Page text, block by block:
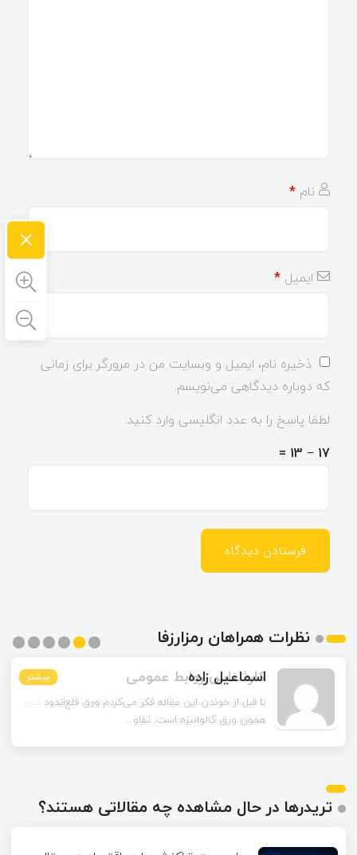
نام *
ایمیل *
ذخیره نام، ایمیل و وبسایت من در مرورگر برای زمانی
که دوباره دیدگاهی می‌نویسم.
لطفا پاسخ را به عدد انگلیسی وارد کنید:
17 − 13 =
نظرات همراهان رمزارزفا
بیشتر اسماعیل زاده بیشتر
تا قبل از خوندن این مقاله فکر می‌کردم ورق قلع‌اندود
همون ورق گالوانیزه است. تفاو...
بیشتر
بیشتر
بیشتر
بیشتر
تریدرها در حال مشاهده چه مقالاتی هستند؟
×